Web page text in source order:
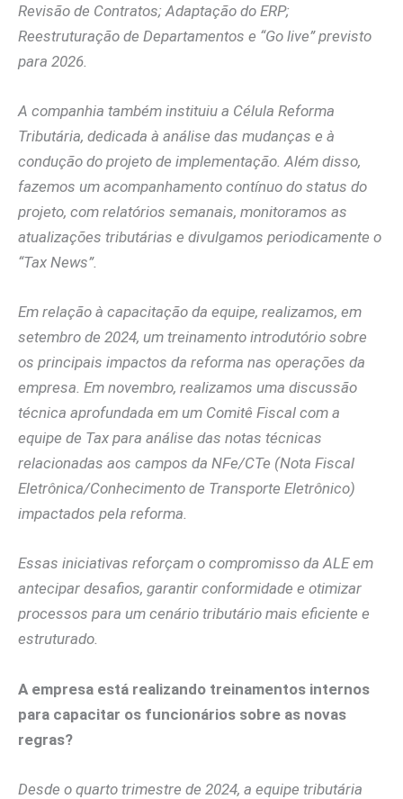
Revisão de Contratos; Adaptação do ERP;
Reestruturação de Departamentos e “Go live” previsto
para 2026.
A companhia também instituiu a Célula Reforma
Tributária, dedicada à análise das mudanças e à
condução do projeto de implementação. Além disso,
fazemos um acompanhamento contínuo do status do
projeto, com relatórios semanais, monitoramos as
atualizações tributárias e divulgamos periodicamente o
“Tax News”.
Em relação à capacitação da equipe, realizamos, em
setembro de 2024, um treinamento introdutório sobre
os principais impactos da reforma nas operações da
empresa. Em novembro, realizamos uma discussão
técnica aprofundada em um Comitê Fiscal com a
equipe de Tax para análise das notas técnicas
relacionadas aos campos da NFe/CTe (Nota Fiscal
Eletrônica/Conhecimento de Transporte Eletrônico)
impactados pela reforma.
Essas iniciativas reforçam o compromisso da ALE em
antecipar desafios, garantir conformidade e otimizar
processos para um cenário tributário mais eficiente e
estruturado.
A empresa está realizando treinamentos internos
para capacitar os funcionários sobre as novas
regras?
Desde o quarto trimestre de 2024, a equipe tributária